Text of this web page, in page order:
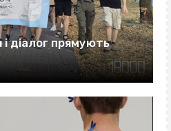
діалог прямують